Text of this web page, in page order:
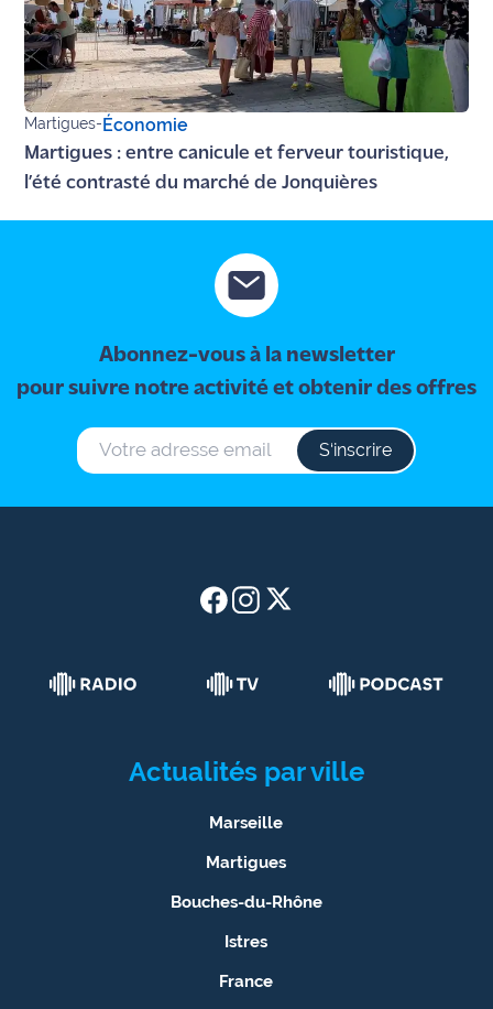
Martigues-Économie
Martigues : entre canicule et ferveur touristique,
l’été contrasté du marché de Jonquières
Abonnez-vous à la newsletter
pour suivre notre activité et obtenir des offres
S‘inscrire
Actualités par ville
Marseille
Martigues
Bouches-du-Rhône
Istres
France